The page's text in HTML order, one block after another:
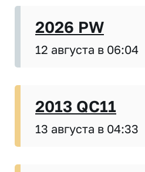
2026 PW
12 августа в 06:04
2013 QC11
13 августа в 04:33